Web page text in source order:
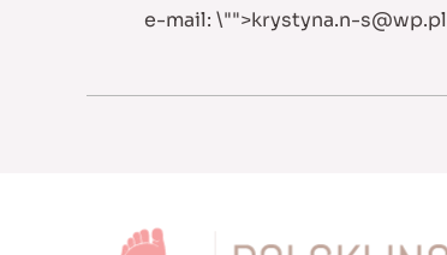
e-mail: \"">krystyna.n-s@wp.pl